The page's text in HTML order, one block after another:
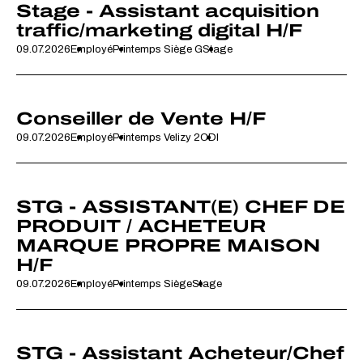
Stage - Assistant acquisition
traffic/marketing digital H/F
09.07.2026EmployéPrintemps Siège GStage
Conseiller de Vente H/F
09.07.2026EmployéPrintemps Velizy 2CDI
STG - ASSISTANT(E) CHEF DE
PRODUIT / ACHETEUR
MARQUE PROPRE MAISON
H/F
09.07.2026EmployéPrintemps SiègeStage
STG - Assistant Acheteur/Chef